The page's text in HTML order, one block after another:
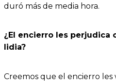
duró más de media hora.
¿El encierro les perjudica
lidia?
Creemos que el encierro les